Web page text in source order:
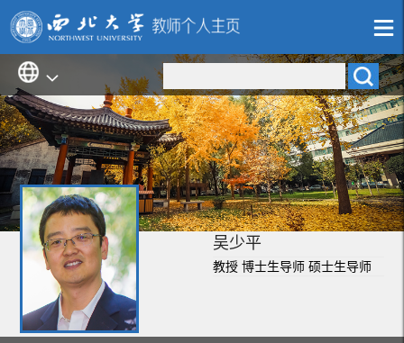
吴少平
教授 博士生导师 硕士生导师